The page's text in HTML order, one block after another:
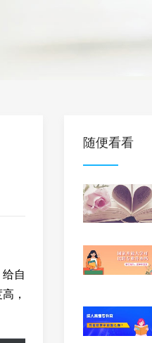
自
，
随便看看